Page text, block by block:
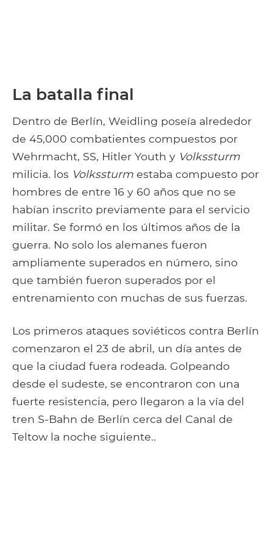
La batalla final
Dentro de Berlín, Weidling poseía alrededor
de 45,000 combatientes compuestos por
Wehrmacht, SS, Hitler Youth y Volkssturm
milicia. los Volkssturm estaba compuesto por
hombres de entre 16 y 60 años que no se
habían inscrito previamente para el servicio
militar. Se formó en los últimos años de la
guerra. No solo los alemanes fueron
ampliamente superados en número, sino
que también fueron superados por el
entrenamiento con muchas de sus fuerzas.
Los primeros ataques soviéticos contra Berlín
comenzaron el 23 de abril, un día antes de
que la ciudad fuera rodeada. Golpeando
desde el sudeste, se encontraron con una
fuerte resistencia, pero llegaron a la vía del
tren S-Bahn de Berlín cerca del Canal de
Teltow la noche siguiente..